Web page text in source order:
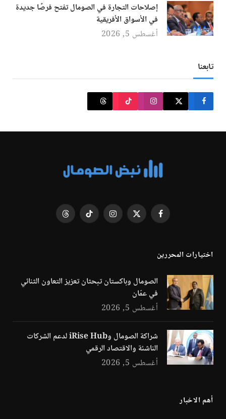
إصلاحات التجارة في الصومال تفتح فرصًا جديدة
في الأسواق الأفريقية
أغسطس 5, 2026
تابعنا
فيسبوك X
الانستغرامتيكتوك Threads
اختيارات المحررين
الصومال وباكستان تبحثان تعزيز التعاون الثنائي
في عمّان
أغسطس 5, 2026
شراكة الصومال وiRise Hub لدعم الشركات
الناشئة والاقتصاد الرقمي
أغسطس 5, 2026
أهم الاخبار